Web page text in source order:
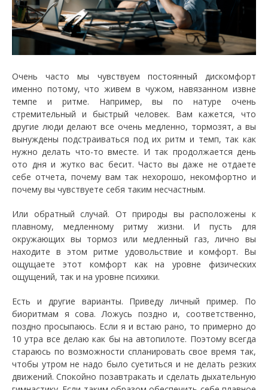
Очень часто мы чувствуем постоянный дискомфорт
именно потому, что живем в чужом, навязанном извне
темпе и ритме. Например, вы по натуре очень
стремительный и быстрый человек. Вам кажется, что
другие люди делают все очень медленно, тормозят, а вы
вынуждены подстраиваться под их ритм и темп, так как
нужно делать что-то вместе. И так продолжается день
ото дня и жутко вас бесит. Часто вы даже не отдаете
себе отчета, почему вам так нехорошо, некомфортно и
почему вы чувствуете себя таким несчастным.
Или обратный случай. От природы вы расположены к
плавному, медленному ритму жизни. И пусть для
окружающих вы тормоз или медленный газ, лично вы
находите в этом ритме удовольствие и комфорт. Вы
ощущаете этот комфорт как на уровне физических
ощущений, так и на уровне психики.
Есть и другие варианты. Приведу личный пример. По
биоритмам я сова. Ложусь поздно и, соответственно,
поздно просыпаюсь. Если я и встаю рано, то примерно до
10 утра все делаю как бы на автопилоте. Поэтому всегда
стараюсь по возможности спланировать свое время так,
чтобы утром не надо было суетиться и не делать резких
движений. Спокойно позавтракать и сделать дыхательную